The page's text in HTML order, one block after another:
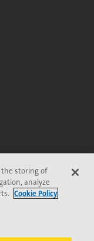
Condições
the storing of
analyze
Cookie Policy